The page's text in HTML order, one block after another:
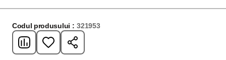
Codul produsului : 321953